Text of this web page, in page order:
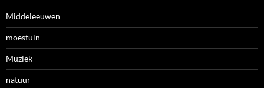
Middeleeuwen
moestuin
Muziek
natuur